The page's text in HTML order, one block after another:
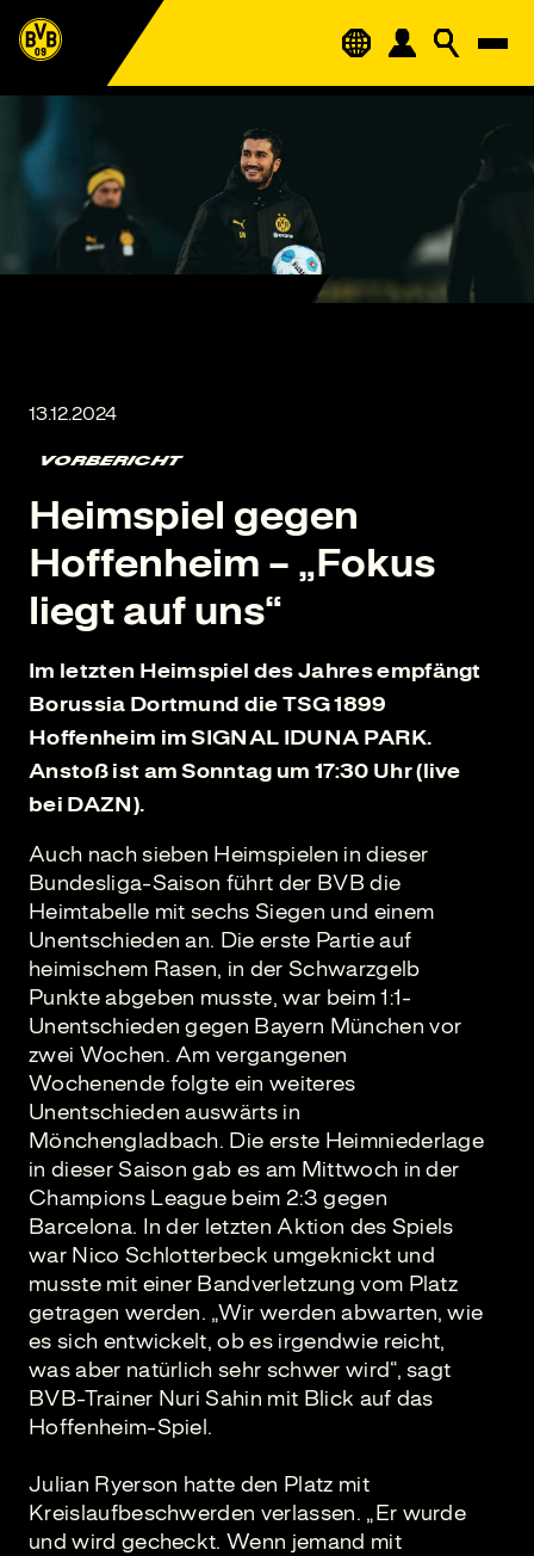
VORBERICHT
Heimspiel gegen
Hoffenheim – „Fokus
liegt auf uns“
Im letzten Heimspiel des Jahres empfängt
Borussia Dortmund die TSG 1899
Hoffenheim im SIGNAL IDUNA PARK.
Anstoß ist am Sonntag um 17:30 Uhr (live
bei DAZN).
Auch nach sieben Heimspielen in dieser
Bundesliga-Saison führt der BVB die
Heimtabelle mit sechs Siegen und einem
Unentschieden an. Die erste Partie auf
heimischem Rasen, in der Schwarzgelb
Punkte abgeben musste, war beim 1:1-
Unentschieden gegen Bayern München vor
zwei Wochen. Am vergangenen
Wochenende folgte ein weiteres
Unentschieden auswärts in
Mönchengladbach. Die erste Heimniederlage
in dieser Saison gab es am Mittwoch in der
Champions League beim 2:3 gegen
Barcelona. In der letzten Aktion des Spiels
war Nico Schlotterbeck umgeknickt und
musste mit einer Bandverletzung vom Platz
getragen werden. „Wir werden abwarten, wie
es sich entwickelt, ob es irgendwie reicht,
was aber natürlich sehr schwer wird“, sagt
BVB-Trainer Nuri Sahin mit Blick auf das
Hoffenheim-Spiel.
Julian Ryerson hatte den Platz mit
Kreislaufbeschwerden verlassen. „Er wurde
und wird gecheckt. Wenn jemand mit